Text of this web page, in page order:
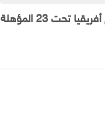
مصر تستضيف بطولة أمم أفريقيا تحت 23 المؤهلة